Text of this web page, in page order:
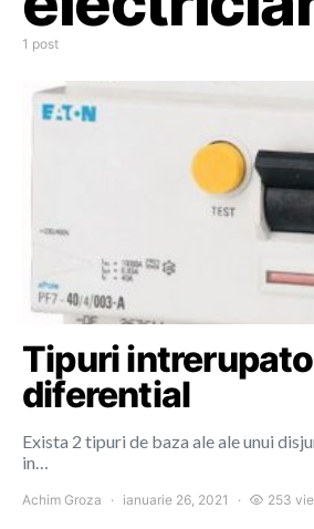
1 post
Tipuri
diferential
Exista 2 tipuri de baza ale ale unui
in…
Achim Groza ianuarie 26, 2021 253